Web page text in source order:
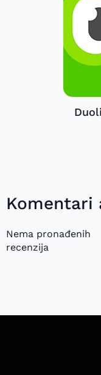
Komentari
Nema pronađenih
recenzija